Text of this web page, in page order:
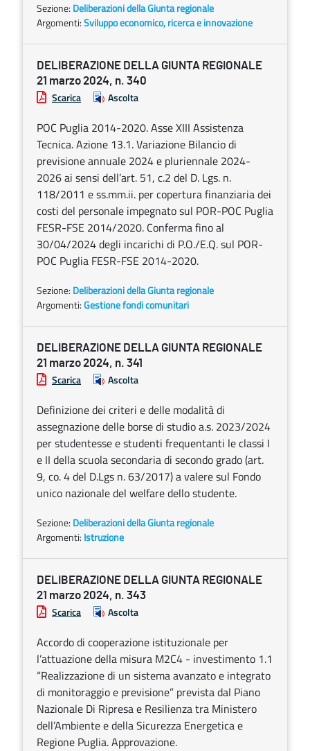
Sezione: Deliberazioni della Giunta regionale
Argomenti:Sviluppo economico, ricerca e innovazione
DELIBERAZIONE DELLA GIUNTA REGIONALE
21 marzo 2024, n. 340
Scarica Ascolta
POC Puglia 2014-2020. Asse XIII Assistenza
Tecnica. Azione 13.1. Variazione Bilancio di
previsione annuale 2024 e pluriennale 2024-
2026 ai sensi dell’art. 51, c.2 del D. Lgs. n.
118/2011 e ss.mm.ii. per copertura finanziaria dei
costi del personale impegnato sul POR-POC Puglia
FESR-FSE 2014/2020. Conferma fino al
30/04/2024 degli incarichi di P.O./E.Q. sul POR-
POC Puglia FESR-FSE 2014-2020.
Sezione: Deliberazioni della Giunta regionale
Argomenti:Gestione fondi comunitari
DELIBERAZIONE DELLA GIUNTA REGIONALE
21 marzo 2024, n. 341
Scarica Ascolta
Definizione dei criteri e delle modalità di
assegnazione delle borse di studio a.s. 2023/2024
per studentesse e studenti frequentanti le classi I
e II della scuola secondaria di secondo grado (art.
9, co. 4 del D.Lgs n. 63/2017) a valere sul Fondo
unico nazionale del welfare dello studente.
Sezione: Deliberazioni della Giunta regionale
Argomenti: Istruzione
DELIBERAZIONE DELLA GIUNTA REGIONALE
21 marzo 2024, n. 343
Scarica Ascolta
Accordo di cooperazione istituzionale per
l’attuazione della misura M2C4 - investimento 1.1
“Realizzazione di un sistema avanzato e integrato
di monitoraggio e previsione” prevista dal Piano
Nazionale Di Ripresa e Resilienza tra Ministero
dell’Ambiente e della Sicurezza Energetica e
Regione Puglia. Approvazione.